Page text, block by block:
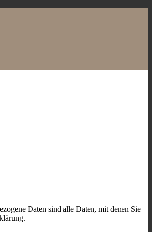
Daten sind alle Daten, mit denen Sie